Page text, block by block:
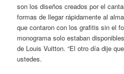
son los diseños creados por el
formas de llegar rápidamente al
que contaron con los grafitis sin el
monograma solo estaban
de Louis Vuitton. “El otro día dije
ustedes.